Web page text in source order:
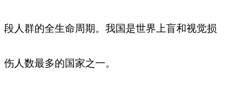
段人群的全生命周期。我国是世界上盲和视觉损
伤人数最多的国家之一。